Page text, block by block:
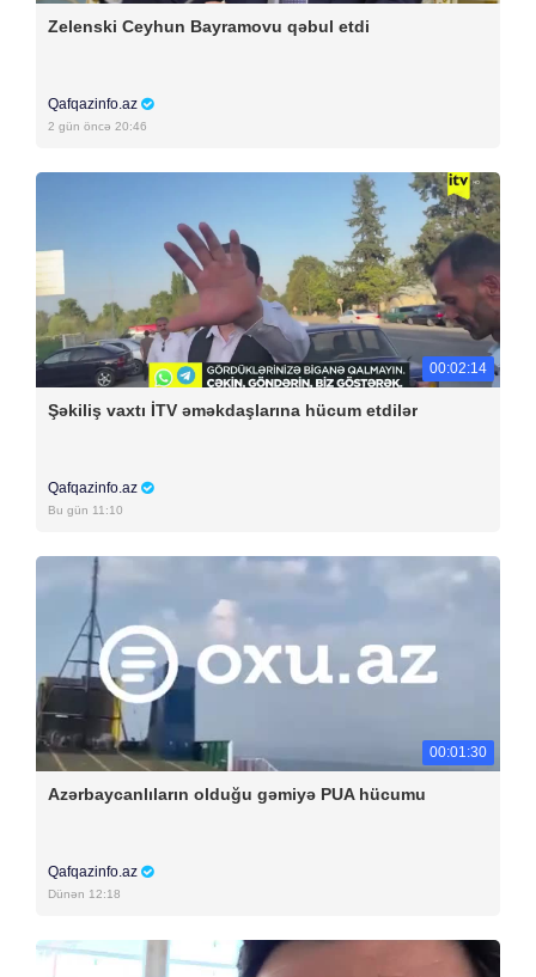
Zelenski Ceyhun Bayramovu qəbul etdi
Qafqazinfo.az
2 gün öncə 20:46
00:02:14
Şəkiliş vaxtı İTV əməkdaşlarına hücum etdilər
Qafqazinfo.az
Bu gün 11:10
00:01:30
Azərbaycanlıların olduğu gəmiyə PUA hücumu
Qafqazinfo.az
Dünən 12:18